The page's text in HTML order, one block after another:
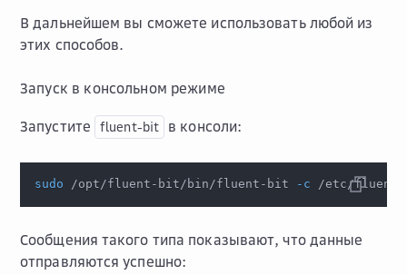
В дальнейшем вы сможете использовать любой из
этих способов.
Запуск в консольном режиме
Запустите fluent-bit в консоли:
sudo /opt/fluent-bit/bin/fluent-bit -c /etc/
Сообщения такого типа показывают, что данные
отправляются успешно: